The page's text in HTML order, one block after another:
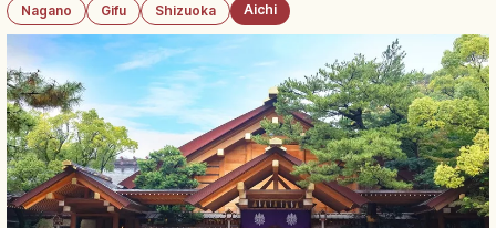
Nagano
Gifu Shizuoka Aichi